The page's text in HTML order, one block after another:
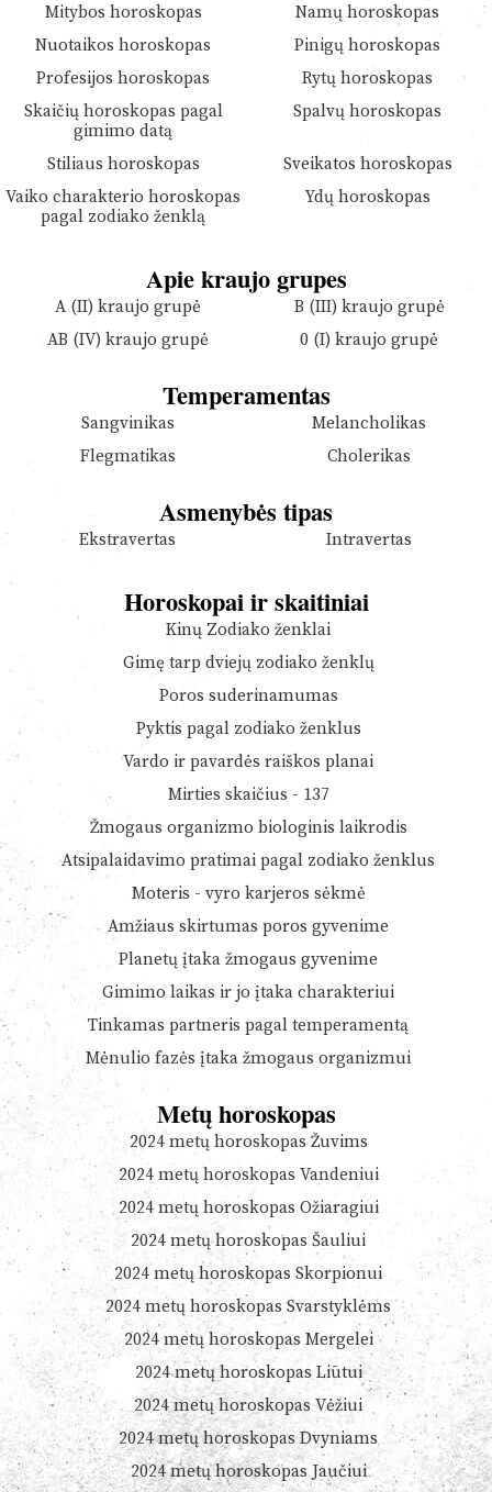
Mitybos horoskopas
Namų horoskopas
Nuotaikos horoskopas
Pinigų horoskopas
Profesijos horoskopas
Rytų horoskopas
Skaičių horoskopas pagal
gimimo datą
Spalvų horoskopas
Stiliaus horoskopas
Sveikatos horoskopas
Vaiko charakterio horoskopas
pagal zodiako ženklą
Ydų horoskopas
Apie kraujo grupes
A (II) kraujo grupė
B (III) kraujo grupė
AB (IV) kraujo grupė
0 (I) kraujo grupė
Temperamentas
Sangvinikas
Melancholikas
Flegmatikas
Cholerikas
Asmenybės tipas
Ekstravertas Intravertas
Horoskopai ir skaitiniai
Kinų Zodiako ženklai
Gimę tarp dviejų zodiako ženklų
Poros suderinamumas
Pyktis pagal zodiako ženklus
Vardo ir pavardės raiškos planai
Mirties skaičius - 137
Žmogaus organizmo biologinis laikrodis
Atsipalaidavimo pratimai pagal zodiako ženklus
Moteris - vyro karjeros sėkmė
Amžiaus skirtumas poros gyvenime
Planetų įtaka žmogaus gyvenime
Gimimo laikas ir jo įtaka charakteriui
Tinkamas partneris pagal temperamentą
Mėnulio fazės įtaka žmogaus organizmui
Metų horoskopas
2024 metų horoskopas Žuvims
2024 metų horoskopas Vandeniui
2024 metų horoskopas Ožiaragiui
2024 metų horoskopas Šauliui
2024 metų horoskopas Skorpionui
2024 metų horoskopas Svarstyklėms
2024 metų horoskopas Mergelei
2024 metų horoskopas Liūtui
2024 metų horoskopas Vėžiui
2024 metų horoskopas Dvyniams
2024 metų horoskopas Jaučiui